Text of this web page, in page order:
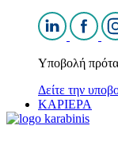
Υποβολή
Δείτε την
ΚΑΡΙΕΡΑ